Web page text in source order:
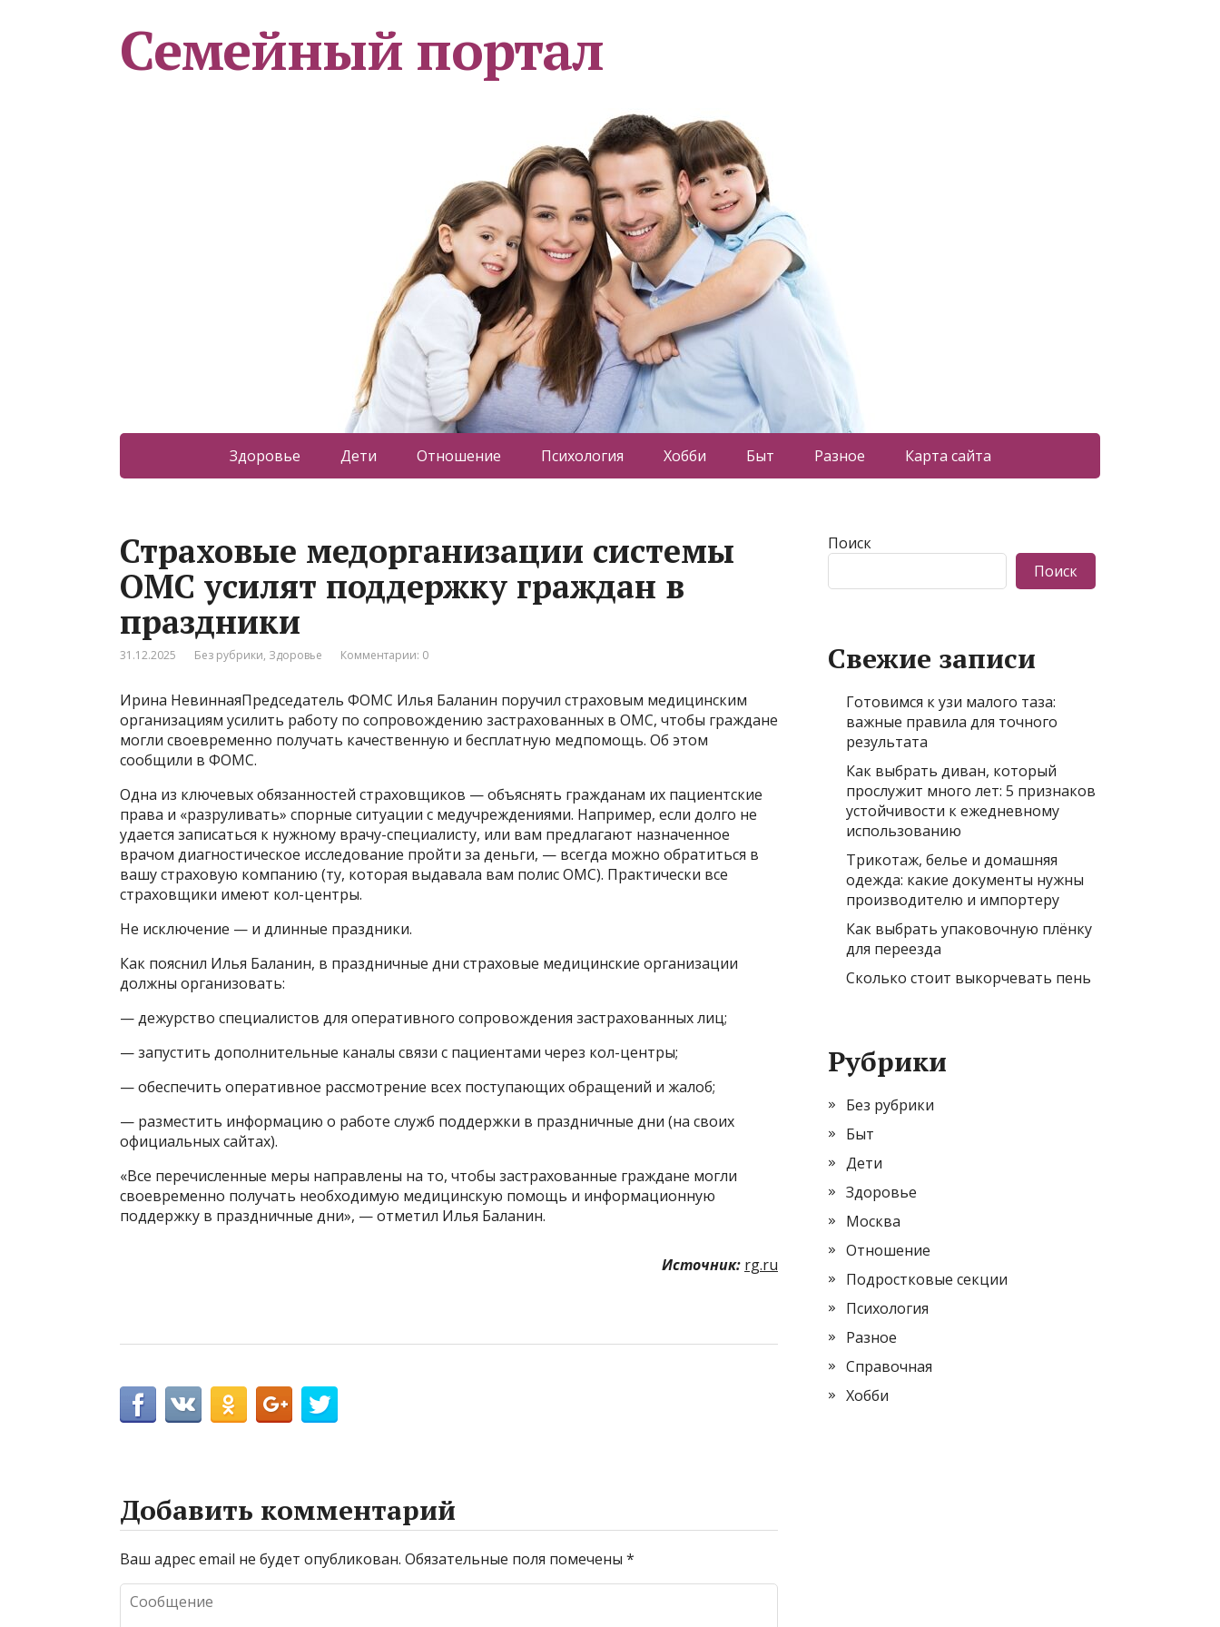
Семейный портал
Здоровье Дети Отношение Психология Хобби Быт Разное Карта сайта
Страховые медорганизации системы
ОМС усилят поддержку граждан в
праздники
31.12.2025 Без рубрики, Здоровье Комментарии: 0
Ирина НевиннаяПредседатель ФОМС Илья Баланин поручил страховым медицинским
организациям усилить работу по сопровождению застрахованных в ОМС, чтобы граждане
могли своевременно получать качественную и бесплатную медпомощь. Об этом
сообщили в ФОМС.
Одна из ключевых обязанностей страховщиков — объяснять гражданам их пациентские
права и «разруливать» спорные ситуации с медучреждениями. Например, если долго не
удается записаться к нужному врачу-специалисту, или вам предлагают назначенное
врачом диагностическое исследование пройти за деньги, — всегда можно обратиться в
вашу страховую компанию (ту, которая выдавала вам полис ОМС). Практически все
страховщики имеют кол-центры.
Не исключение — и длинные праздники.
Как пояснил Илья Баланин, в праздничные дни страховые медицинские организации
должны организовать:
— дежурство специалистов для оперативного сопровождения застрахованных лиц;
— запустить дополнительные каналы связи с пациентами через кол-центры;
— обеспечить оперативное рассмотрение всех поступающих обращений и жалоб;
— разместить информацию о работе служб поддержки в праздничные дни (на своих
официальных сайтах).
«Все перечисленные меры направлены на то, чтобы застрахованные граждане могли
своевременно получать необходимую медицинскую помощь и информационную
поддержку в праздничные дни», — отметил Илья Баланин.
Источник: rg.ru
Добавить комментарий
Ваш адрес email не будет опубликован. Обязательные поля помечены *
Поиск
Поиск
Свежие записи
Готовимся к узи малого таза:
важные правила для точного
результата
Как выбрать диван, который
прослужит много лет: 5 признаков
устойчивости к ежедневному
использованию
Трикотаж, белье и домашняя
одежда: какие документы нужны
производителю и импортеру
Как выбрать упаковочную плёнку
для переезда
Сколько стоит выкорчевать пень
Рубрики
Без рубрики
Быт
Дети
Здоровье
Москва
Отношение
Подростковые секции
Психология
Разное
Справочная
Хобби